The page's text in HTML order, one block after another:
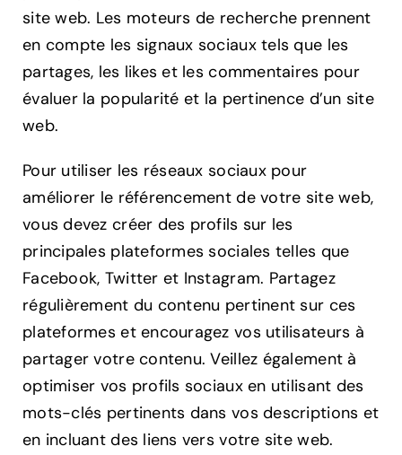
site web. Les moteurs de recherche prennent
en compte les signaux sociaux tels que les
partages, les likes et les commentaires pour
évaluer la popularité et la pertinence d’un site
web.
Pour utiliser les réseaux sociaux pour
améliorer le référencement de votre site web,
vous devez créer des profils sur les
principales plateformes sociales telles que
Facebook, Twitter et Instagram. Partagez
régulièrement du contenu pertinent sur ces
plateformes et encouragez vos utilisateurs à
partager votre contenu. Veillez également à
optimiser vos profils sociaux en utilisant des
mots-clés pertinents dans vos descriptions et
en incluant des liens vers votre site web.